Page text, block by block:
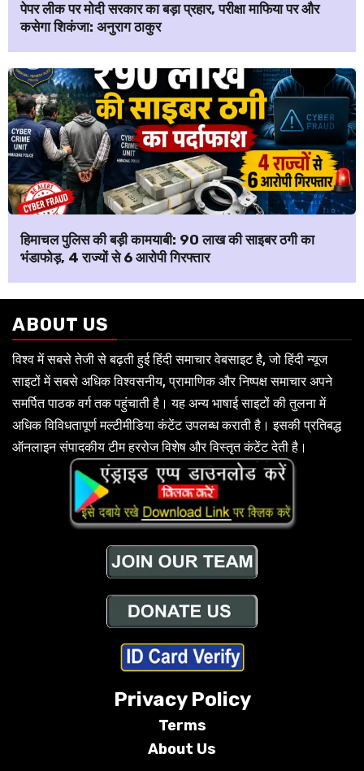
पेपर लीक पर मोदी सरकार का बड़ा प्रहार, परीक्षा माफिया पर और
कसेगा शिकंजा: अनुराग ठाकुर
हिमाचल पुलिस की बड़ी कामयाबी: ₹90 लाख की साइबर ठगी का
भंडाफोड़, 4 राज्यों से 6 आरोपी गिरफ्तार
ABOUT US
विश्व में सबसे तेजी से बढ़ती हुई हिंदी समाचार वेबसाइट है, जो हिंदी न्यूज
साइटों में सबसे अधिक विश्वसनीय, प्रामाणिक और निष्पक्ष समाचार अपने
समर्पित पाठक वर्ग तक पहुंचाती है। यह अन्य भाषाई साइटों की तुलना में
अधिक विविधतापूर्ण मल्टीमीडिया कंटेंट उपलब्ध कराती है। इसकी प्रतिबद्ध
ऑनलाइन संपादकीय टीम हररोज विशेष और विस्तृत कंटेंट देती है।
Privacy Policy
Terms
About Us